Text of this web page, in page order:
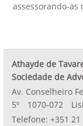
assessorando-as
Athayde de
Sociedade de
Av. Conselheiro
5º
1070-072
Telefone:+351